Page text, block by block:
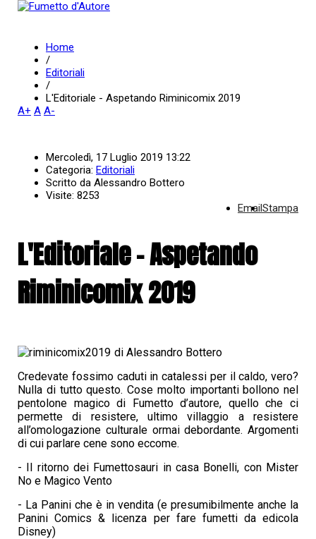
Home
/
Editoriali
/
L'Editoriale - Aspetando Riminicomix 2019
A+ A A-
Mercoledì, 17 Luglio 2019 13:22
Categoria: Editoriali
Scritto da Alessandro Bottero
Visite: 8253
Stampa
Email
L'Editoriale - Aspetando
Riminicomix 2019
di Alessandro Bottero
Credevate fossimo caduti in catalessi per il caldo, vero?
Nulla di tutto questo. Cose molto importanti bollono nel
pentolone magico di Fumetto d’autore, quello che ci
permette di resistere, ultimo villaggio a resistere
all’omologazione culturale ormai debordante. Argomenti
di cui parlare cene sono eccome.
- Il ritorno dei Fumettosauri in casa Bonelli, con Mister
No e Magico Vento
- La Panini che è in vendita (e presumibilmente anche la
Panini Comics & licenza per fare fumetti da edicola
Disney)